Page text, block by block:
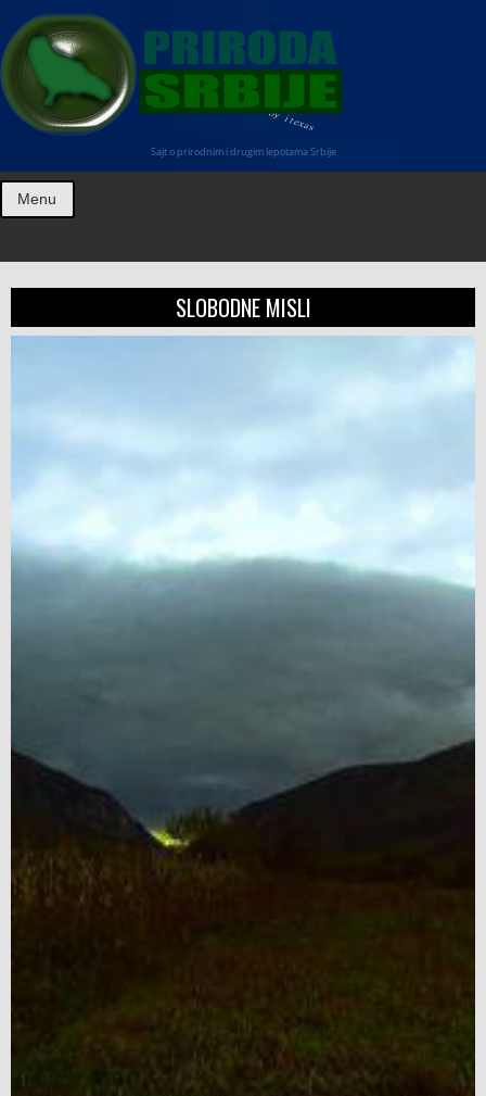
Sajt o prirodnim i drugim lepotama Srbije
Menu
SLOBODNE MISLI